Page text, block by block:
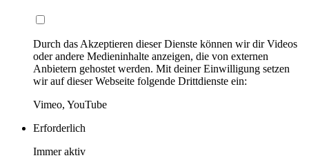
Durch das Akzeptieren dieser Dienste können wir dir Videos
oder andere Medieninhalte anzeigen, die von externen
Anbietern gehostet werden. Mit deiner Einwilligung setzen
wir auf dieser Webseite folgende Drittdienste ein:
Vimeo, YouTube
Erforderlich
Immer aktiv